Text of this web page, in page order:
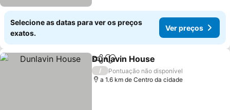
Selecione as datas para ver os preços
exatos.
Ver preços
PartilharAdicionar aos favoritos
Dunlavin House
/
Pontuação não disponível
a 1.6 km de Centro da cidade